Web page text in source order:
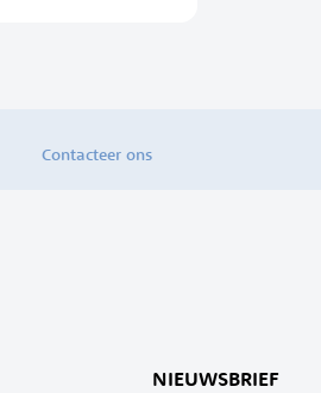
Contacteer ons
NIEUWSBRIEF